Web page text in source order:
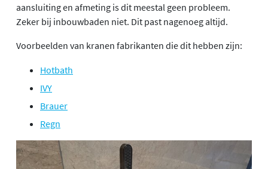
aansluiting en afmeting is dit meestal geen probleem.
Zeker bij inbouwbaden niet. Dit past nagenoeg altijd.
Voorbeelden van kranen fabrikanten die dit hebben zijn:
Hotbath
IVY
Brauer
Regn